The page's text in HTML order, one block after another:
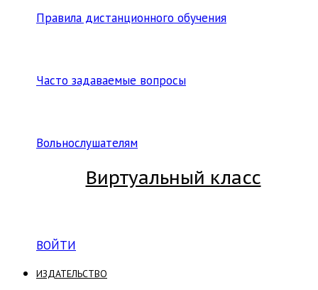
Правила дистанционного обучения
Часто задаваемые вопросы
Вольнослушателям
Виртуальный класс
ВОЙТИ
ИЗДАТЕЛЬСТВО